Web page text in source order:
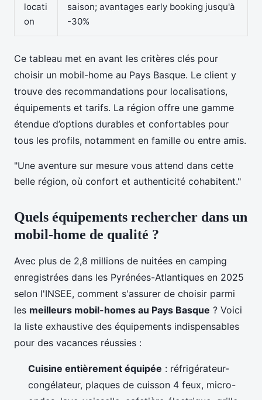
locati
on
saison; avantages early booking jusqu'à
-30%
Ce tableau met en avant les critères clés pour
choisir un mobil-home au Pays Basque. Le client y
trouve des recommandations pour localisations,
équipements et tarifs. La région offre une gamme
étendue d’options durables et confortables pour
tous les profils, notamment en famille ou entre amis.
"Une aventure sur mesure vous attend dans cette
belle région, où confort et authenticité cohabitent."
Quels équipements rechercher dans un
mobil-home de qualité ?
Avec plus de 2,8 millions de nuitées en camping
enregistrées dans les Pyrénées-Atlantiques en 2025
selon l'INSEE, comment s'assurer de choisir parmi
les meilleurs mobil-homes au Pays Basque ? Voici
la liste exhaustive des équipements indispensables
pour des vacances réussies :
Cuisine entièrement équipée : réfrigérateur-
congélateur, plaques de cuisson 4 feux, micro-